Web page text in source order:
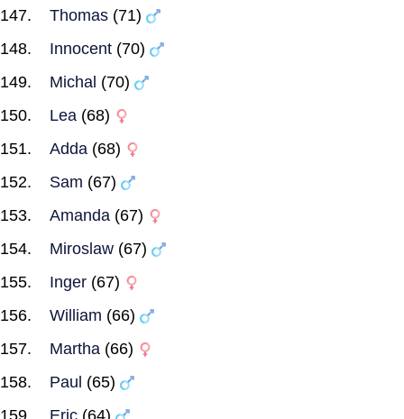
Thomas (71)
Innocent (70)
Michal (70)
Lea (68)
Adda (68)
Sam (67)
Amanda (67)
Miroslaw (67)
Inger (67)
William (66)
Martha (66)
Paul (65)
Eric (64)